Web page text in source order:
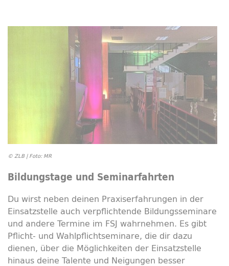
© ZLB | Foto: MR
Bildungstage und Seminarfahrten
Du wirst neben deinen Praxiserfahrungen in der
Einsatzstelle auch verpflichtende Bildungsseminare
und andere Termine im FSJ wahrnehmen. Es gibt
Pflicht- und Wahlpflichtseminare, die dir dazu
dienen, über die Möglichkeiten der Einsatzstelle
hinaus deine Talente und Neigungen besser